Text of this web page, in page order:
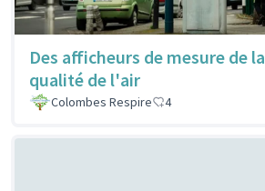
Des afficheurs de mesure de la
qualité de l'air
Colombes Respire 4